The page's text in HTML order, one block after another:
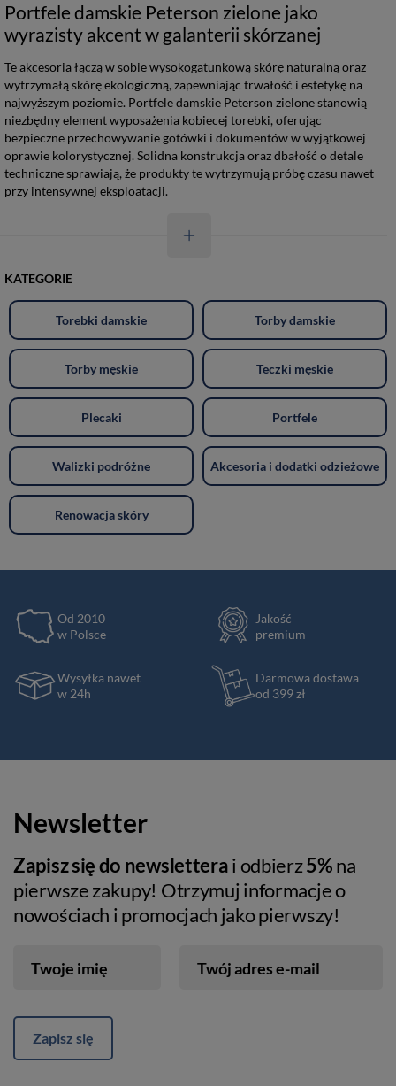
Portfele damskie Peterson zielone jako
wyrazisty akcent w galanterii skórzanej
Te akcesoria łączą w sobie wysokogatunkową skórę naturalną oraz
wytrzymałą skórę ekologiczną, zapewniając trwałość i estetykę na
najwyższym poziomie. Portfele damskie Peterson zielone stanowią
niezbędny element wyposażenia kobiecej torebki, oferując
bezpieczne przechowywanie gotówki i dokumentów w wyjątkowej
oprawie kolorystycznej. Solidna konstrukcja oraz dbałość o detale
techniczne sprawiają, że produkty te wytrzymują próbę czasu nawet
przy intensywnej eksploatacji.
KATEGORIE
Torebki damskie Torby damskie
Torby męskie Teczki męskie
Plecaki Portfele
Walizki podróżne Akcesoria i dodatki odzieżowe
Renowacja skóry
Od 2010
w Polsce
Jakość
premium
Wysyłka nawet
w 24h
Darmowa dostawa
od 399 zł
Newsletter
Zapisz się do newsletterai odbierz5%na
pierwsze zakupy! Otrzymuj informacje o
nowościach i promocjach jako pierwszy!
Twoje imię Twój adres e-mail
Zapisz się